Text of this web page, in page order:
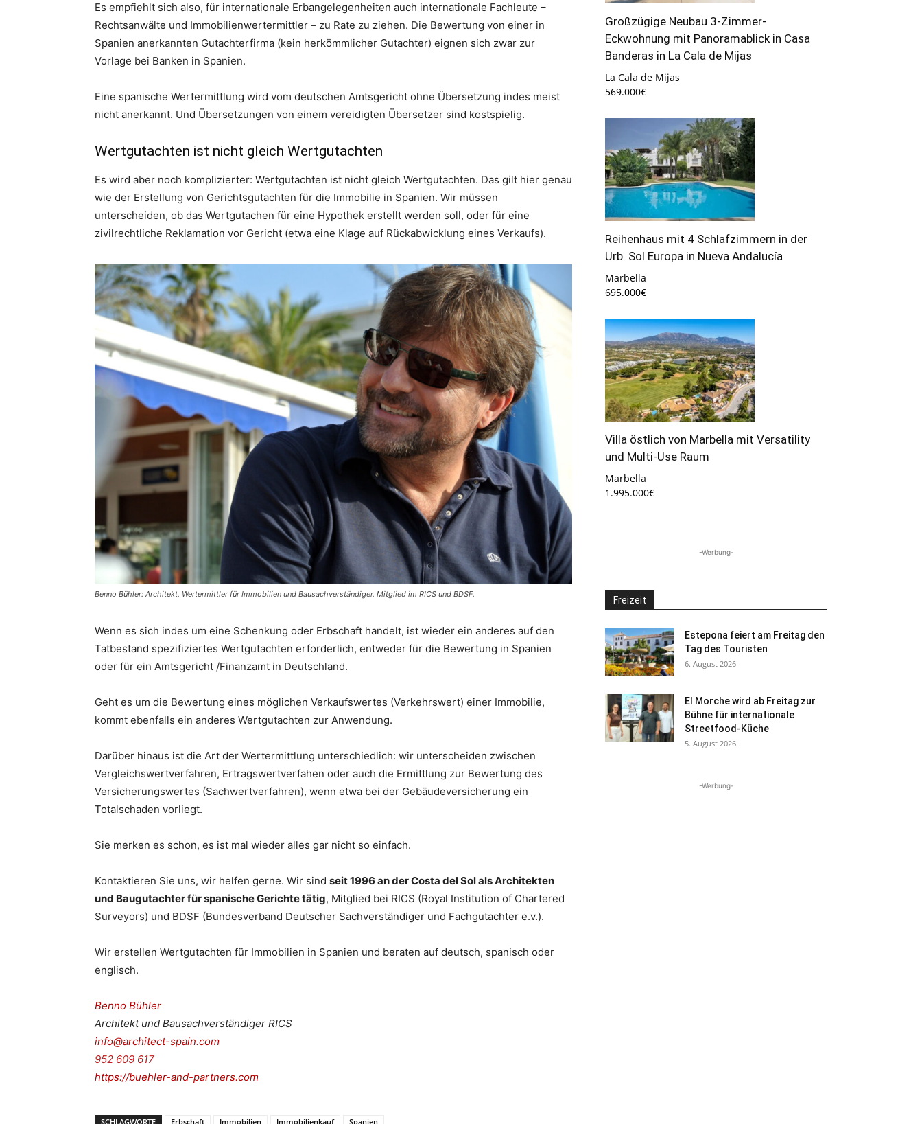
Es empfiehlt sich also, für internationale Erbangelegenheiten auch internationale Fachleute –
Rechtsanwälte und Immobilienwertermittler – zu Rate zu ziehen. Die Bewertung von einer in
Spanien anerkannten Gutachterfirma (kein herkömmlicher Gutachter) eignen sich zwar zur
Vorlage bei Banken in Spanien.
Eine spanische Wertermittlung wird vom deutschen Amtsgericht ohne Übersetzung indes meist
nicht anerkannt. Und Übersetzungen von einem vereidigten Übersetzer sind kostspielig.
Wertgutachten ist nicht gleich Wertgutachten
Es wird aber noch komplizierter: Wertgutachten ist nicht gleich Wertgutachten. Das gilt hier genau
wie der Erstellung von Gerichtsgutachten für die Immobilie in Spanien. Wir müssen
unterscheiden, ob das Wertgutachen für eine Hypothek erstellt werden soll, oder für eine
zivilrechtliche Reklamation vor Gericht (etwa eine Klage auf Rückabwicklung eines Verkaufs).
Benno Bühler: Architekt, Wertermittler für Immobilien und Bausachverständiger. Mitglied im RICS und BDSF.
Wenn es sich indes um eine Schenkung oder Erbschaft handelt, ist wieder ein anderes auf den
Tatbestand spezifiziertes Wertgutachten erforderlich, entweder für die Bewertung in Spanien
oder für ein Amtsgericht /Finanzamt in Deutschland.
Geht es um die Bewertung eines möglichen Verkaufswertes (Verkehrswert) einer Immobilie,
kommt ebenfalls ein anderes Wertgutachten zur Anwendung.
Darüber hinaus ist die Art der Wertermittlung unterschiedlich: wir unterscheiden zwischen
Vergleichswertverfahren, Ertragswertverfahen oder auch die Ermittlung zur Bewertung des
Versicherungswertes (Sachwertverfahren), wenn etwa bei der Gebäudeversicherung ein
Totalschaden vorliegt.
Sie merken es schon, es ist mal wieder alles gar nicht so einfach.
Kontaktieren Sie uns, wir helfen gerne. Wir sind seit 1996 an der Costa del Sol als Architekten
und Baugutachter für spanische Gerichte tätig, Mitglied bei RICS (Royal Institution of Chartered
Surveyors) und BDSF (Bundesverband Deutscher Sachverständiger und Fachgutachter e.v.).
Wir erstellen Wertgutachten für Immobilien in Spanien und beraten auf deutsch, spanisch oder
englisch.
Benno Bühler
Architekt und Bausachverständiger RICS
info@architect-spain.com
952 609 617
https://buehler-and-partners.com
SCHLAGWORTE Erbschaft Immobilien Immobilienkauf Spanien
Großzügige Neubau 3-Zimmer-
Eckwohnung mit Panoramablick in Casa
Banderas in La Cala de Mijas
La Cala de Mijas
569.000€
Reihenhaus mit 4 Schlafzimmern in der
Urb. Sol Europa in Nueva Andalucía
Marbella
695.000€
Villa östlich von Marbella mit Versatility
und Multi-Use Raum
Marbella
1.995.000€
-Werbung-
Freizeit
Estepona feiert am Freitag den
Tag des Touristen
6. August 2026
El Morche wird ab Freitag zur
Bühne für internationale
Streetfood-Küche
5. August 2026
-Werbung-